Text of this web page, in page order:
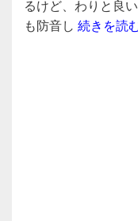
b
o
るけど、わりと良
も防音し 続きを読